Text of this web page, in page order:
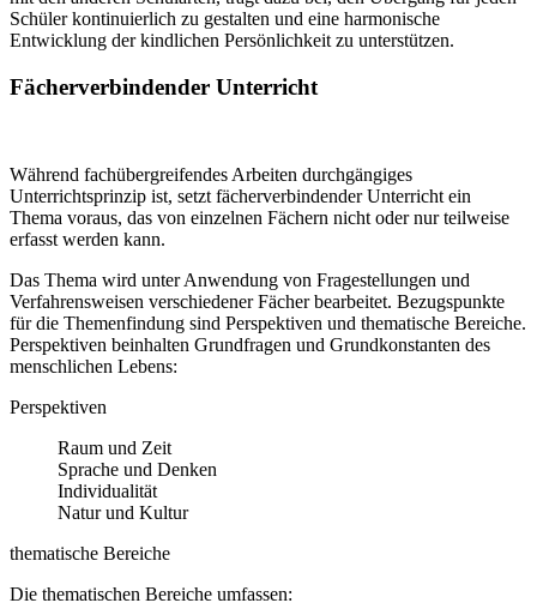
Schüler kontinuierlich zu gestalten und eine harmonische
Entwicklung der kindlichen Persönlichkeit zu unterstützen.
Fächerverbindender Unterricht
Während fachübergreifendes Arbeiten durchgängiges
Unterrichtsprinzip ist, setzt fächerverbindender Unterricht ein
Thema voraus, das von einzelnen Fächern nicht oder nur teilweise
erfasst werden kann.
Das Thema wird unter Anwendung von Fragestellungen und
Verfahrensweisen verschiedener Fächer bearbeitet. Bezugspunkte
für die Themenfindung sind Perspektiven und thematische Bereiche.
Perspektiven beinhalten Grundfragen und Grundkonstanten des
menschlichen Lebens:
Perspektiven
Raum und Zeit
Sprache und Denken
Individualität
Natur und Kultur
thematische Bereiche
Die thematischen Bereiche umfassen: